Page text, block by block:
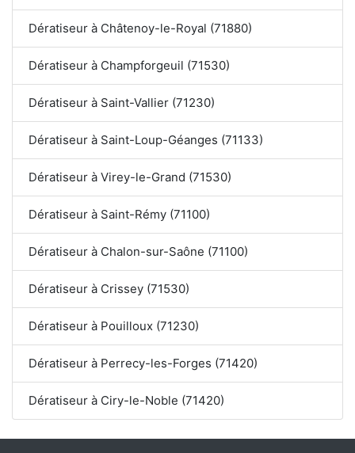
Dératiseur à Châtenoy-le-Royal (71880)
Dératiseur à Champforgeuil (71530)
Dératiseur à Saint-Vallier (71230)
Dératiseur à Saint-Loup-Géanges (71133)
Dératiseur à Virey-le-Grand (71530)
Dératiseur à Saint-Rémy (71100)
Dératiseur à Chalon-sur-Saône (71100)
Dératiseur à Crissey (71530)
Dératiseur à Pouilloux (71230)
Dératiseur à Perrecy-les-Forges (71420)
Dératiseur à Ciry-le-Noble (71420)